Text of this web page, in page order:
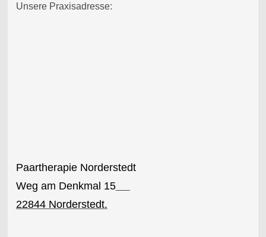
Unsere Praxisadresse:
Paartherapie Norderstedt
Weg am Denkmal 15
22844 Norderstedt.